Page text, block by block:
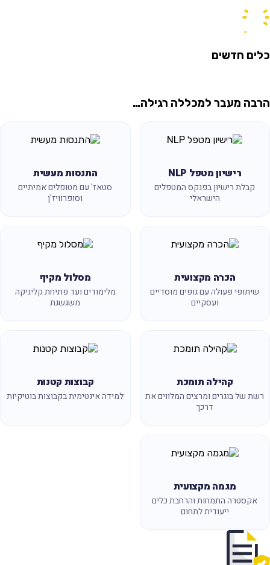
חדשים
מעבר למכללה רגילה…
רישיון מטפל NLP
קבלת רישיון בפנקס המטפלים
הישראלי
התנסות מעשית
סטאז' עם מטופלים אמיתיים
וסופרוויז'ן
הכרה מקצועית
שיתופי פעולה עם גופים מוסדיים
ועסקיים
מסלול מקיף
מלימודים ועד פתיחת קליניקה
משגשגת
קהילה תומכת
רשת של בוגרים ומרצים המלווים את
דרכך
קבוצות קטנות
למידה אינטימית בקבוצות בוטיקיות
מגמה מקצועית
אקסטרה התמחות והרחבת כלים
ייעודית לתחום